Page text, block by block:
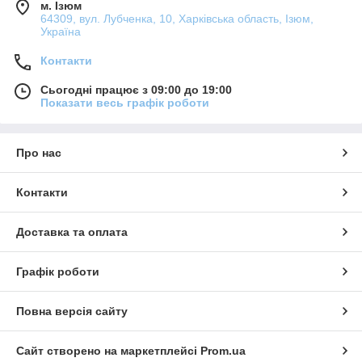
м. Ізюм
64309, вул. Лубченка, 10, Харківська область, Ізюм,
Україна
Контакти
Сьогодні працює з 09:00 до 19:00
Показати весь графік роботи
Про нас
Контакти
Доставка та оплата
Графік роботи
Повна версія сайту
Сайт створено на маркетплейсі Prom.ua